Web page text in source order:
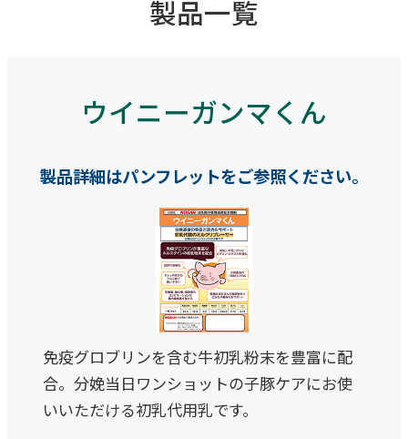
製品一覧
ウイニーガンマくん
製品詳細はパンフレットをご参照ください。
免疫グロブリンを含む牛初乳粉末を豊富に配
合。分娩当日ワンショットの子豚ケアにお使
いいただける初乳代用乳です。